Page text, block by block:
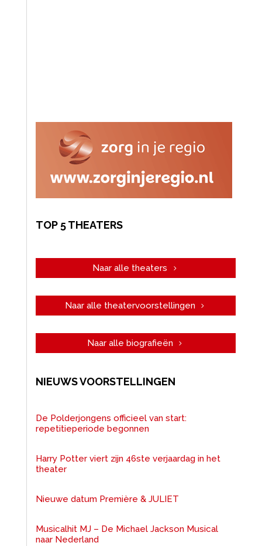
TOP 5 THEATERS
Naar alle theaters
Naar alle theatervoorstellingen
Naar alle biografieën
NIEUWS VOORSTELLINGEN
De Polderjongens officieel van start:
repetitieperiode begonnen
Harry Potter viert zijn 46ste verjaardag in het
theater
Nieuwe datum Première & JULIET
Musicalhit MJ – De Michael Jackson Musical
naar Nederland